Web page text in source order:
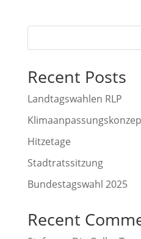
Recent Posts
Landtagswahlen RLP
Hitzetage
Stadtratssitzung
Bundestagswahl 2025
Recent